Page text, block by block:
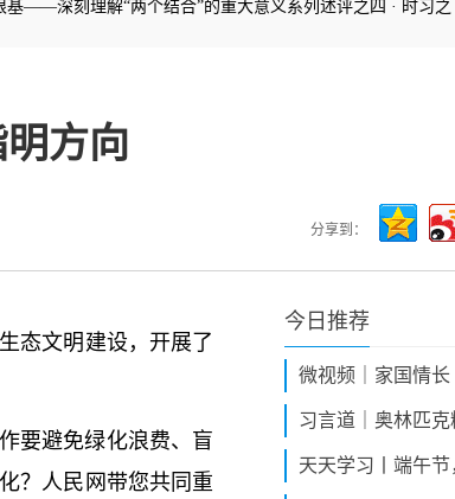
理解“两个结合”的重大意义系列述评之四·时习之 弘扬
理解“两个结合”的重大意义系列述评之四
方向
分享到：
态文明建设，开展了
要避免绿化浪费、盲
？人民网带您共同重
今日推荐
微视频｜家国情长
习言道｜奥林匹
天天学习丨端午